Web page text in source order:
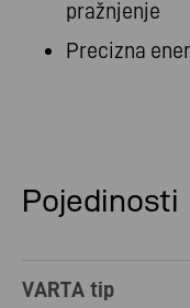
pražnjenje
Precizna
Pojedinosti
VARTA tip